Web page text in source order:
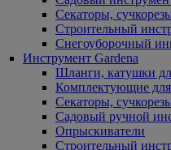
Секаторы,
Строительный
Снегоуборочный
Инструмент Gardena
Шланги, катушки
Комплектующие
Секаторы,
Садовый ручной
Опрыскиватели
Строительный